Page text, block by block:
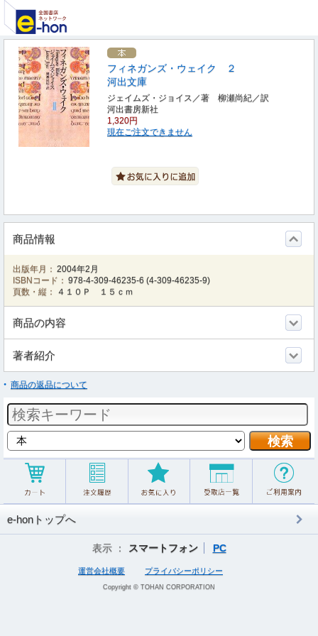
フィネガンズ・ウェイク ２
河出文庫
ジェイムズ・ジョイス／著 柳瀬尚紀／訳
河出書房新社
1,320円
現在ご注文できません
商品情報
出版年月： 2004年2月
ISBNコード： 978-4-309-46235-6 (4-309-46235-9)
頁数・縦：
４１０Ｐ １５ｃｍ
商品の内容
著者紹介
商品の返品について
e-honトップへ
表示 ： スマートフォン PC
運営会社概要 プライバシーポリシー
Copyright © TOHAN CORPORATION